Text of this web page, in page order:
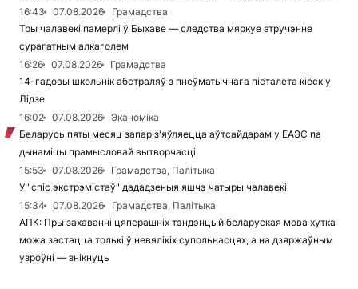
16:43
07.08.2026
Грамадства
Тры чалавекі памерлі ў Быхаве — следства мяркуе атручэнне
сурагатным алкаголем
16:26
07.08.2026
Грамадства
14-гадовы школьнік абстраляў з пнеўматычнага пісталета кіёск у
Лідзе
16:02
07.08.2026
Эканоміка
Беларусь пяты месяц запар з'яўляецца аўтсайдарам у ЕАЭС па
дынаміцы прамысловай вытворчасці
15:53
07.08.2026
Грамадства, Палітыка
У "спіс экстрэмістаў" дададзеныя яшчэ чатыры чалавекі
15:34
07.08.2026
Грамадства, Палітыка
АПК: Пры захаванні цяперашніх тэндэнцый беларуская мова хутка
можа застацца толькі ў невялікіх супольнасцях, а на дзяржаўным
узроўні — знікнуць